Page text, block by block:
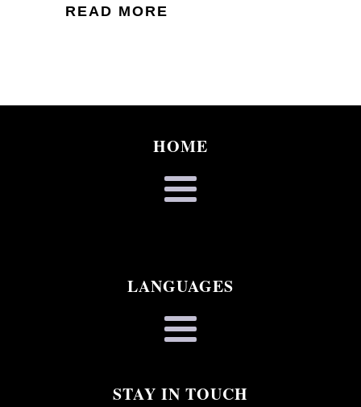
READ MORE
HOME
LANGUAGES
STAY IN TOUCH